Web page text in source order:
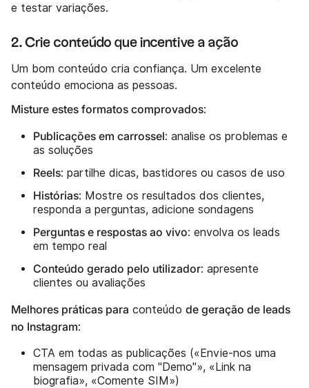
e testar variações.
2. Crie conteúdo que incentive a ação
Um bom conteúdo cria confiança. Um excelente
conteúdo emociona as pessoas.
Misture estes formatos comprovados:
Publicações em carrossel: analise os problemas e
as soluções
Reels: partilhe dicas, bastidores ou casos de uso
Histórias: Mostre os resultados dos clientes,
responda a perguntas, adicione sondagens
Perguntas e respostas ao vivo: envolva os leads
em tempo real
Conteúdo gerado pelo utilizador: apresente
clientes ou avaliações
Melhores práticas para conteúdo de geração de leads
no Instagram:
CTA em todas as publicações («Envie-nos uma
mensagem privada com "Demo"», «Link na
biografia», «Comente SIM»)